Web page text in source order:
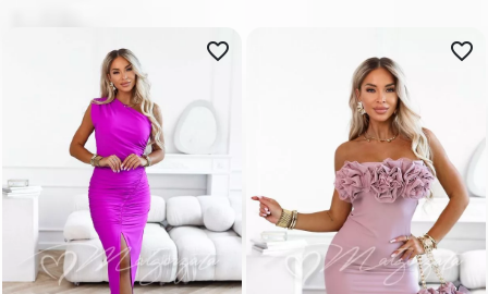
favorite_border favorite_border